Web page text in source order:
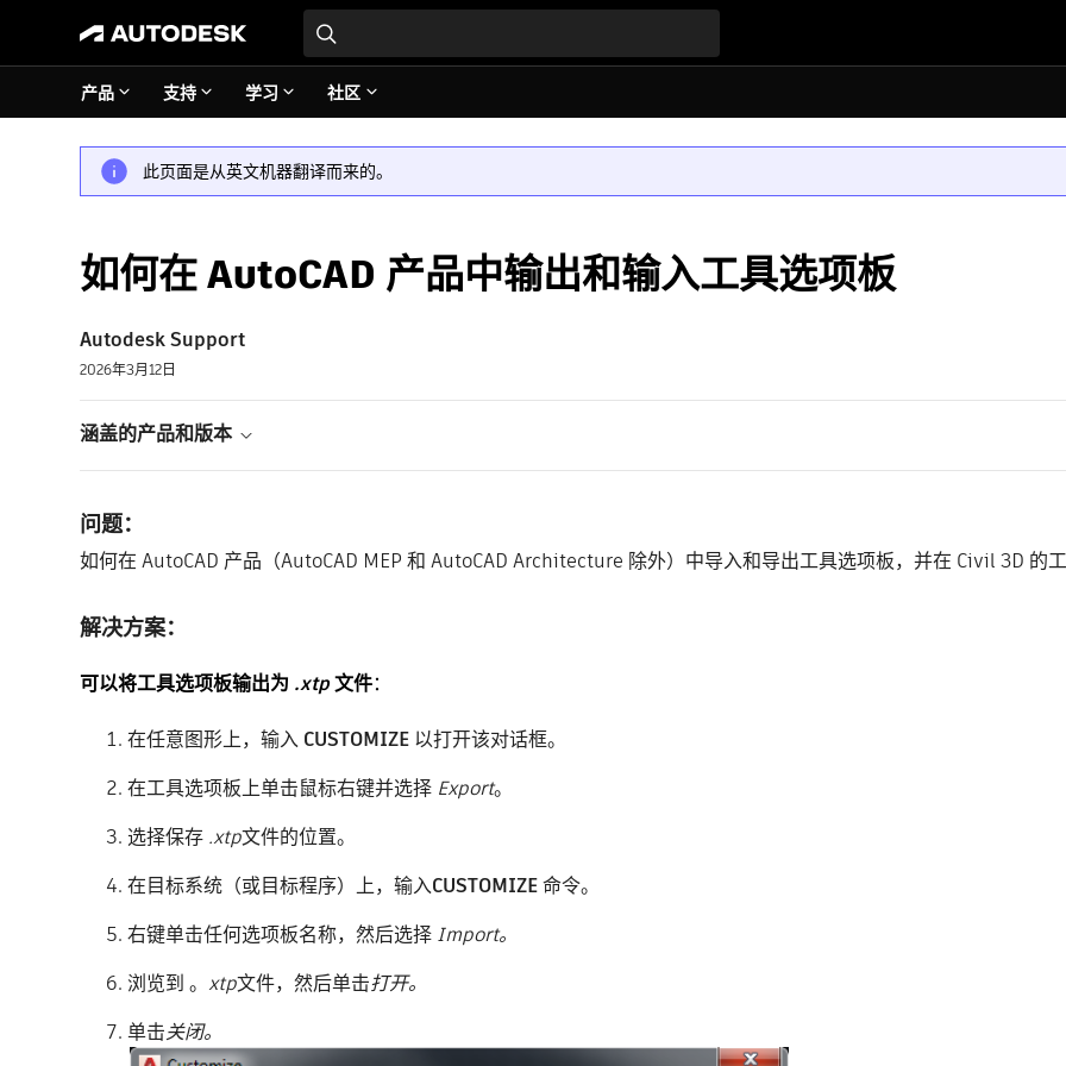
产品 支持 学习 社区
此页面是从英文机器翻译而来的。
如何在 AutoCAD 产品中输出和输入工具选项板
Autodesk Support
2026年3月12日
涵盖的产品和版本
问题：
如何在 AutoCAD 产品（AutoCAD MEP 和 AutoCAD Architecture 除外）中导入和导出工具选项板，并在 Civil 3D 的
解决方案：
可以将工具选项板输出为 .xtp文件：
在任意图形上，输入 CUSTOMIZE 以打开该对话框。
在工具选项板上单击鼠标右键并选择 Export。
选择保存 .xtp文件的位置。
在目标系统（或目标程序）上，输入CUSTOMIZE命令。
右键单击任何选项板名称，然后选择 Import。
浏览到 。 xtp文件，然后单击打开。
单击关闭。